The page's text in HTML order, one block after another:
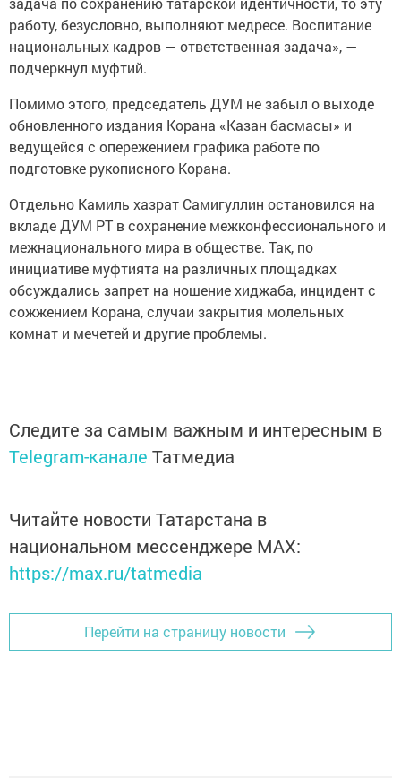
работу, безусловно, выполняют медресе. Воспитание
национальных кадров — ответственная задача», —
подчеркнул муфтий.
Помимо этого, председатель ДУМ не забыл о выходе
обновленного издания Корана «Казан басмасы» и
ведущейся с опережением графика работе по
подготовке рукописного Корана.
Отдельно Камиль хазрат Самигуллин остановился на
вкладе ДУМ РТ в сохранение межконфессионального и
межнационального мира в обществе. Так, по
инициативе муфтията на различных площадках
обсуждались запрет на ношение хиджаба, инцидент с
сожжением Корана, случаи закрытия молельных
комнат и мечетей и другие проблемы.
Следите за самым важным и интересным в
Telegram-канале Татмедиа
Читайте новости Татарстана в
национальном мессенджере MАХ:
https://max.ru/tatmedia
Перейти на страницу новости